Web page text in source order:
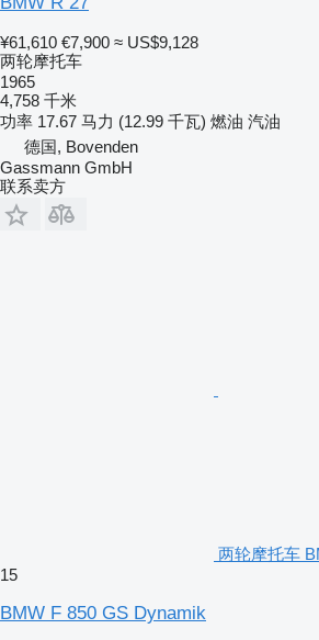
¥61,610 €7,900 ≈ US$9,128
两轮摩托车
1965
4,758 千米
功率 17.67 马力 (12.99 千瓦) 燃油 汽油
德国, Bovenden
Gassmann GmbH
联系卖方
两轮摩托车
15
BMW F 850 GS Dynamik